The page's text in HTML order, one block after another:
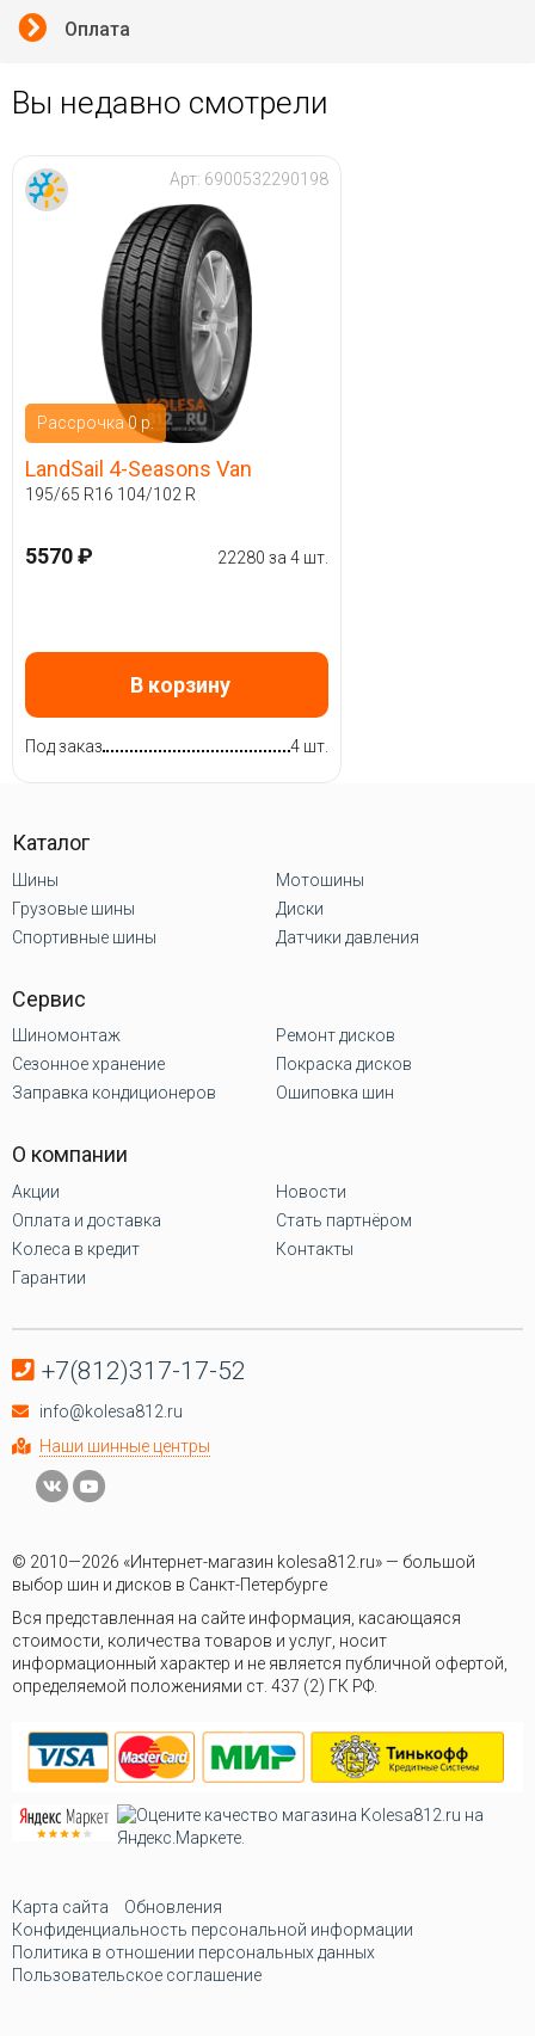
Оплата
Вы недавно смотрели
Рассрочка 0 р.
Арт: 6900532290198
LandSail 4-Seasons Van
195/65 R16 104/102 R
5570 ₽ 22280 за 4 шт.
В корзину
Под заказ 4 шт.
Каталог
Шины
Грузовые шины
Спортивные шины
Мотошины
Диски
Датчики давления
Сервис
Шиномонтаж
Сезонное хранение
Заправка кондиционеров
Ремонт дисков
Покраска дисков
Ошиповка шин
О компании
Акции
Оплата и доставка
Колеса в кредит
Гарантии
Новости
Стать партнёром
Контакты
+7(812)317-17-52
info@kolesa812.ru
Наши шинные центры
© 2010—2026 «Интернет-магазин kolesa812.ru» — большой
выбор шин и дисков в Санкт-Петербурге
Вся представленная на сайте информация, касающаяся
стоимости, количества товаров и услуг, носит
информационный характер и не является публичной офертой,
определяемой положениями ст. 437 (2) ГК РФ.
Карта сайта
Обновления
Конфиденциальность персональной информации
Политика в отношении персональных данных
Пользовательское соглашение